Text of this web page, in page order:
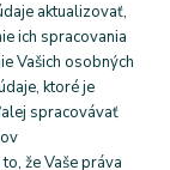
aktualizovať,
ich spracovania
Vašich osobných
ktoré je
spracovávať
že Vaše práva